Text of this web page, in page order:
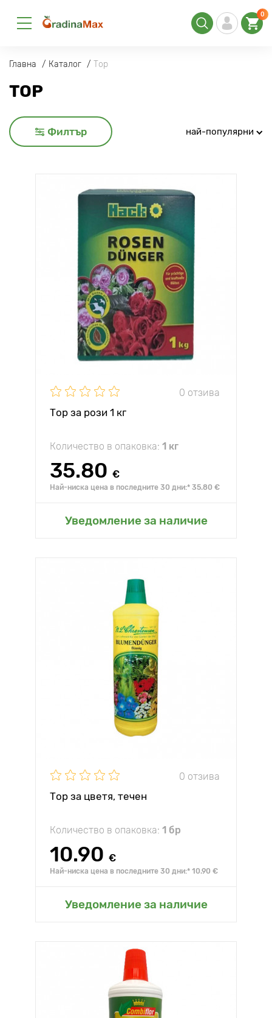
0
Главна Каталог Тор
ТОР
Филтър най-популярни
0 отзива
Тор за рози 1 кг
Количество в опаковка: 1 кг
35.80 €
Най-ниска цена в последните 30 дни:* 35.80 €
Уведомление за наличие
0 отзива
Тор за цветя, течен
Количество в опаковка: 1 бр
10.90 €
Най-ниска цена в последните 30 дни:* 10.90 €
Уведомление за наличие